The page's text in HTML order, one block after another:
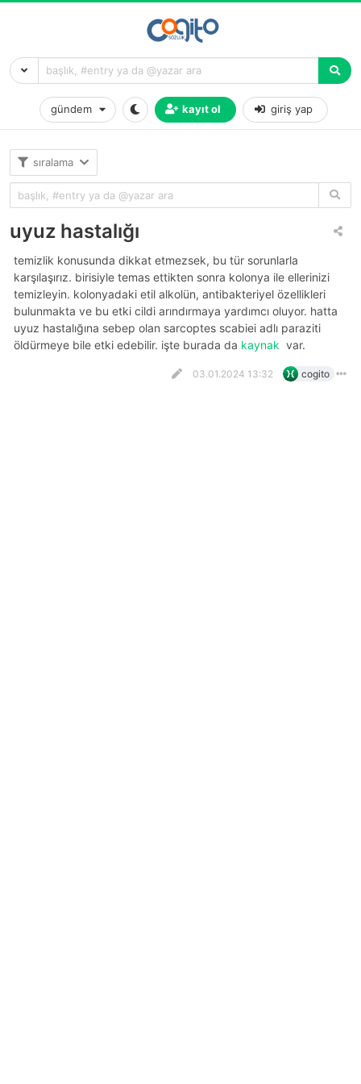
gündem kayıt ol giriş yap
sıralama
uyuz hastalığı
temizlik konusunda dikkat etmezsek, bu tür sorunlarla
karşılaşırız. birisiyle temas ettikten sonra kolonya ile ellerinizi
temizleyin. kolonyadaki etil alkolün, antibakteriyel özellikleri
bulunmakta ve bu etki cildi arındırmaya yardımcı oluyor. hatta
uyuz hastalığına sebep olan sarcoptes scabiei adlı paraziti
öldürmeye bile etki edebilir. i̇şte burada da kaynak var.
03.01.2024 13:32 cogito